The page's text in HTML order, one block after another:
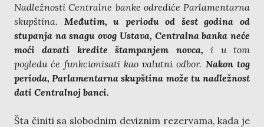
Nadležnosti Centralne banke odrediće Parlamentarna
skupština. Međutim, u periodu od šest godina od
stupanja na snagu ovog Ustava, Centralna banka neće
moći davati kredite štampanjem novca, i u tom
pogledu će funkcionisati kao valutni odbor. Nakon tog
perioda, Parlamentarna skupština može tu nadležnost
dati Centralnoj banci.
Šta činiti sa slobodnim deviznim rezervama, kada je